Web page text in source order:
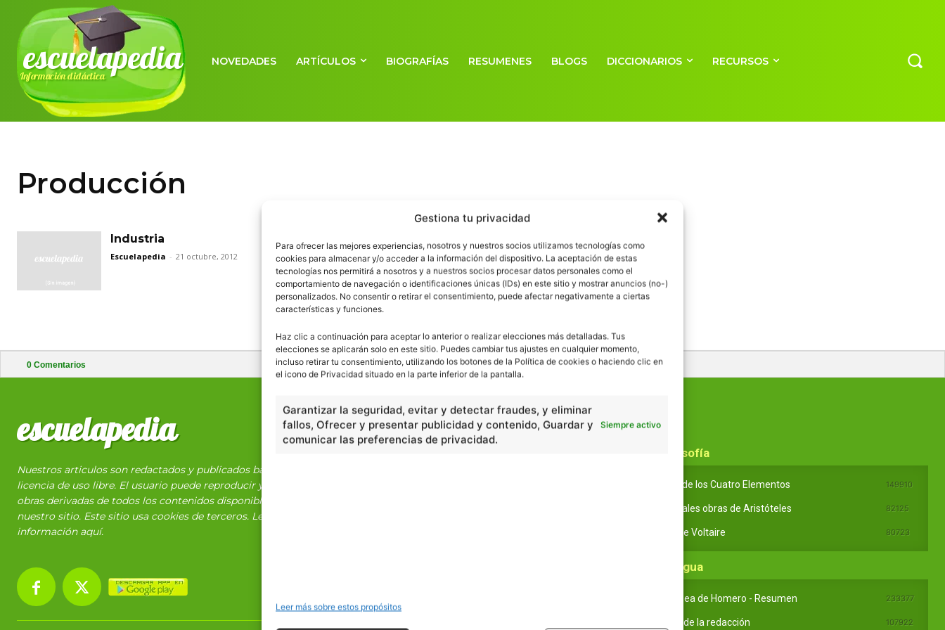
Gestiona tu privacidad
Para ofrecer las mejores experiencias, nosotros y nuestros socios utilizamos tecnologías como
cookies para almacenar y/o acceder a la información del dispositivo. La aceptación de estas
tecnologías nos permitirá a nosotros y a nuestros socios procesar datos personales como el
comportamiento de navegación o identificaciones únicas (IDs) en este sitio y mostrar anuncios (no-)
personalizados. No consentir o retirar el consentimiento, puede afectar negativamente a ciertas
características y funciones.
Haz clic a continuación para aceptar lo anterior o realizar elecciones más detalladas. Tus
elecciones se aplicarán solo en este sitio. Puedes cambiar tus ajustes en cualquier momento,
incluso retirar tu consentimiento, utilizando los botones de la Política de cookies o haciendo clic en
el icono de Privacidad situado en la parte inferior de la pantalla.
Garantizar la seguridad, evitar y detectar fraudes, y eliminar
fallos, Ofrecer y presentar publicidad y contenido, Guardar y
comunicar las preferencias de privacidad.
Siempre activo
Leer más sobre estos propósitos
escuelapedia
Información didáctica
NOVEDADES ARTÍCULOS BIOGRAFÍAS RESUMENES BLOGS DICCIONARIOS RECURSOS
Producción
Industria
Escuelapedia - 21 octubre, 2012
0 Comentarios
escuelapedia
Nuestros articulos son redactados y publicados bajo
licencia de uso libre. El usuario puede reproducir y hacer
obras derivadas de todos los contenidos disponibles en
nuestro sitio. Este sitio usa cookies de terceros. Lea más
información aquí.
En Filosofía
Teoría de los Cuatro Elementos 149910
Principales obras de Aristóteles 82125
Ideas de Voltaire 80723
En Lengua
La Odisea de Homero - Resumen 233377
Partes de la redacción 107922